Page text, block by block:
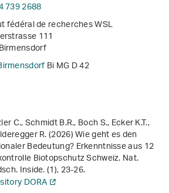
739 2688
fédéral de recherches WSL
111
Bi MG D 42
C., Schmidt B.R., Boch S., Ecker K.T.,
R. (2026) Wie geht es den
Bedeutung? Erkenntnisse aus 12
Biotopschutz Schweiz. Nat.
Inside. (1), 23-26.
DORA